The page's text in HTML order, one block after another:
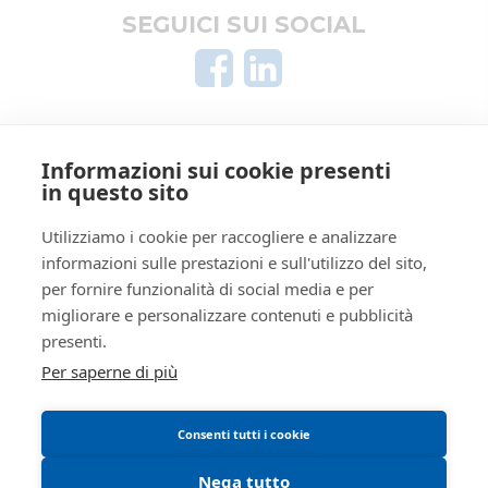
SEGUICI SUI SOCIAL
Informativa privacy
Trattamento dati personali
Regolamento di partecipazione alle vendite
telematiche
Informativa cookie
Manuale operativo
Informazioni sui cookie presenti
in questo sito
Utilizziamo i cookie per raccogliere e analizzare
informazioni sulle prestazioni e sull'utilizzo del sito,
per fornire funzionalità di social media e per
migliorare e personalizzare contenuti e pubblicità
presenti.
Per saperne di più
Consenti tutti i cookie
Nega tutto